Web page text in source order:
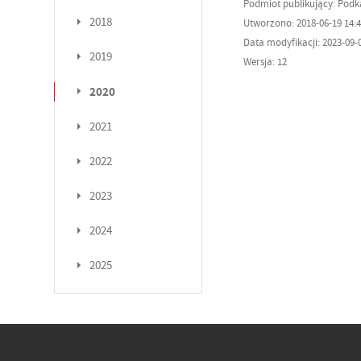
2018
2019
2020
2021
2022
2023
2024
2025
Podmiot publikujący:
Utworzono: 2018-06-19
Data modyfikacji: 2023-09-
Wersja: 12